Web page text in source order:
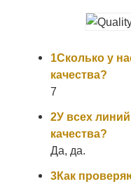
1Сколько у
качества?
7
2У всех
качества?
Да, да.
3Как